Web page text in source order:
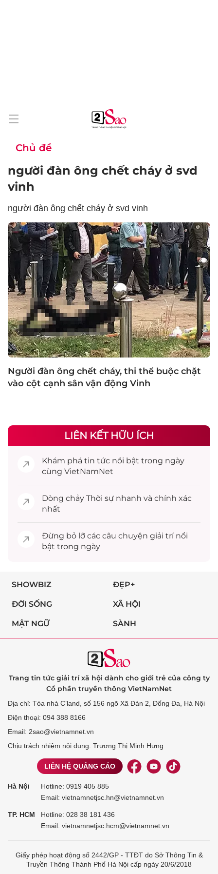
Chủ đề
người đàn ông chết cháy ở svd
vinh
người đàn ông chết cháy ở svd vinh
Người đàn ông chết cháy, thi thể buộc chặt
vào cột cạnh sân vận động Vinh
LIÊN KẾT HỮU ÍCH
Khám phá tin tức nổi bật trong ngày
cùng VietNamNet
Dòng chảy Thời sự nhanh và chính xác
nhất
Đừng bỏ lỡ các câu chuyện giải trínổi
bật trong ngày
SHOWBIZ ĐẸP+
ĐỜI SỐNG XÃ HỘI
MẬT NGỮ SÀNH
Trang tin tức giải trí xã hội dành cho giới trẻ của công ty
Cổ phần truyền thông VietNamNet
Địa chỉ: Tòa nhà C’land, số 156 ngõ Xã Đàn 2, Đống Đa, Hà Nội
Điện thoại: 094 388 8166
Email: 2sao@vietnamnet.vn
Chịu trách nhiệm nội dung: Trương Thị Minh Hưng
LIÊN HỆ QUẢNG CÁO
Hà Nội Hotline: 0919 405 885
Email: vietnamnetjsc.hn@vietnamnet.vn
TP. HCM Hotline: 028 38 181 436
Email: vietnamnetjsc.hcm@vietnamnet.vn
Giấy phép hoạt động số 2442/GP - TTĐT do Sở Thông Tin &
Truyền Thông Thành Phố Hà Nội cấp ngày 20/6/2018